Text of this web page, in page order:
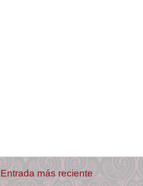
Entrada más reciente